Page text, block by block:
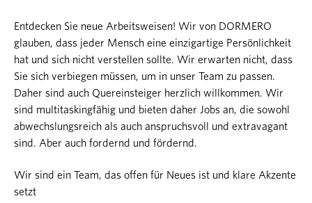
Entdecken Sie neue Arbeitsweisen! Wir von DORMERO
glauben, dass jeder Mensch eine einzigartige Persönlichkeit
hat und sich nicht verstellen sollte. Wir erwarten nicht, dass
Sie sich verbiegen müssen, um in unser Team zu passen.
Daher sind auch Quereinsteiger herzlich willkommen. Wir
sind multitaskingfähig und bieten daher Jobs an, die sowohl
abwechslungsreich als auch anspruchsvoll und extravagant
sind. Aber auch fordernd und fördernd.
Wir sind ein Team, das offen für Neues ist und klare Akzente
setzt